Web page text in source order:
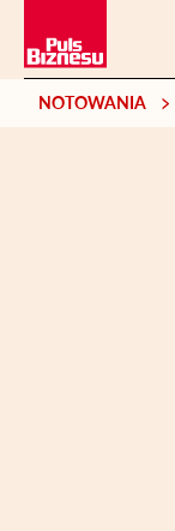
NOTOWANIA